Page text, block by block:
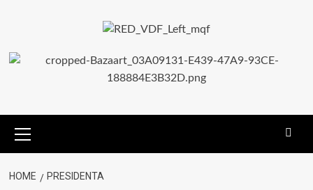
HOME PRESIDENTA